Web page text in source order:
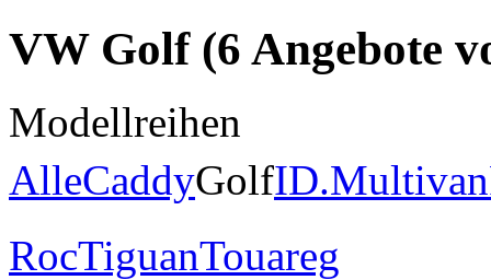
VW Golf (6 Angebote
Modellreihen
AlleCaddyGolfID.Multivan
RocTiguanTouareg